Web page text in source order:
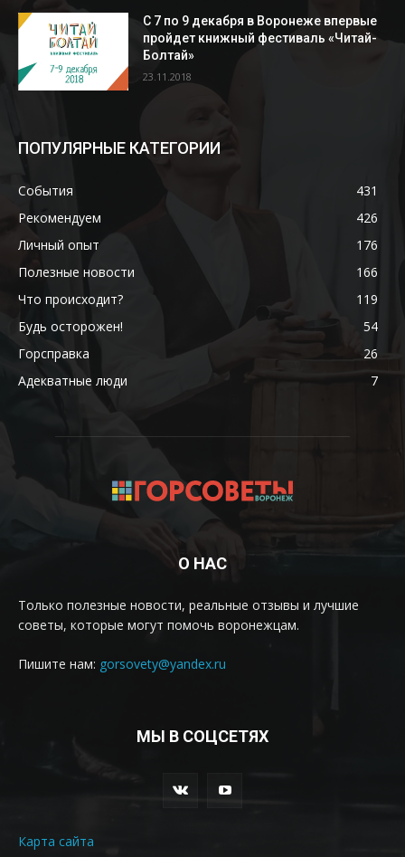
С 7 по 9 декабря в Воронеже впервые
пройдет книжный фестиваль «Читай-
Болтай»
23.11.2018
ПОПУЛЯРНЫЕ КАТЕГОРИИ
События
431
Рекомендуем
426
Личный опыт
176
Полезные новости
166
Что происходит?
119
Будь осторожен!
54
Горсправка
26
Адекватные люди
7
О НАС
Только полезные новости, реальные отзывы и лучшие
советы, которые могут помочь воронежцам.
Пишите нам: gorsovety@yandex.ru
МЫ В СОЦСЕТЯХ
Карта сайта